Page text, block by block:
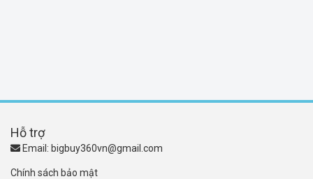
Hỗ trợ
Email: bigbuy360vn@gmail.com
Chính sách bảo mật